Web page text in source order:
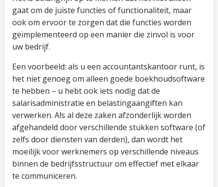
gaat om de juiste functies of functionaliteit, maar
ook om ervoor te zorgen dat die functies worden
geïmplementeerd op een manier die zinvol is voor
uw bedrijf.
Een voorbeeld: als u een accountantskantoor runt, is
het niet genoeg om alleen goede boekhoudsoftware
te hebben – u hebt ook iets nodig dat de
salarisadministratie en belastingaangiften kan
verwerken. Als al deze zaken afzonderlijk worden
afgehandeld door verschillende stukken software (of
zelfs door diensten van derden), dan wordt het
moeilijk voor werknemers op verschillende niveaus
binnen de bedrijfsstructuur om effectief met elkaar
te communiceren.